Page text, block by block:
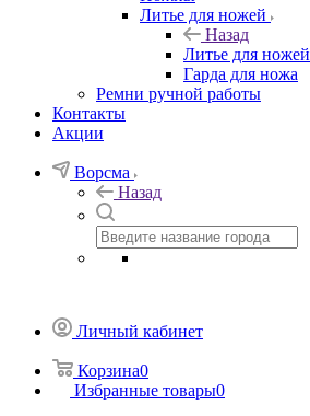
Литье для ножей
Назад
Литье для ножей
Гарда для ножа
Ремни ручной работы
Контакты
Акции
Ворсма
Назад
Личный кабинет
Корзина0
Избранные товары0